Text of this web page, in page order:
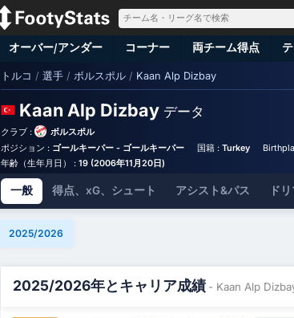
オーバー/アンダー コーナー 両チーム得点
トルコ / 選手 / ボルスポル / Kaan Alp Dizbay
Kaan Alp Dizbay データ
クラブ :
ボルスポル
ポジション : ゴールキーパー - ゴールキーパー 国籍 :Turkey
年齢（生年月日） : 19 (2006年11月20日)
一般 得点、xG、シュート アシスト&パス ド
2025/2026
2025/2026年とキャリア成績 - Kaan Alp